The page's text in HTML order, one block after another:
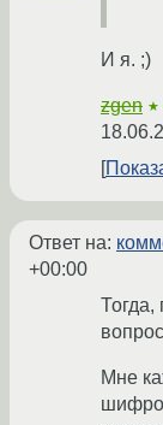
И я. ;)
zgen
Ответ на:
+00:00
Тогда,
Мне